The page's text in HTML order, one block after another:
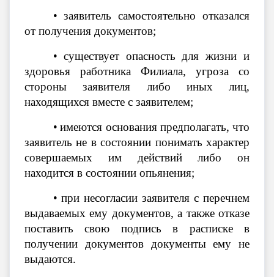
• заявитель самостоятельно отказался
от получения документов;
• существует опасность для жизни и
здоровья работника Филиала, угроза со
стороны заявителя либо иных лиц,
находящихся вместе с заявителем;
• имеются основания предполагать, что
заявитель не в состоянии понимать характер
совершаемых им действий либо он
находится в состоянии опьянения;
• при несогласии заявителя с перечнем
выдаваемых ему документов, а также отказе
поставить свою подпись в расписке в
получении документов документы ему не
выдаются.